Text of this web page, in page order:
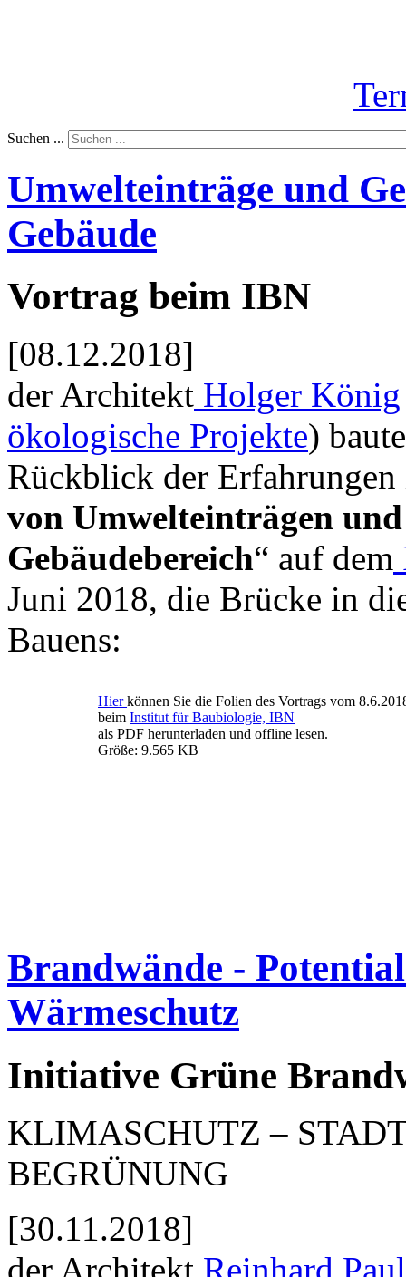
Suchen ...
Umwelteinträge und
Gebäude
Vortrag beim IBN
[08.12.2018]
der Architekt Holger König
ökologische Projekte)
Rückblick der Erfahrungen
von Umwelteinträgen
Gebäudebereich“ auf dem
Juni 2018, die Brücke in
Bauens:
Hierkönnen Sie die Folien des Vortrags vom
beim Institut für Baubiologie, IBN
als PDF herunterladen und offline lesen.
Größe: 9.565 KB
Brandwände -
Wärmeschutz
Initiative Grüne
KLIMASCHUTZ –
BEGRÜNUNG
[30.11.2018]